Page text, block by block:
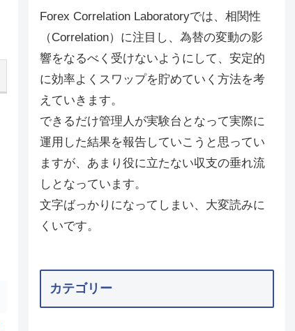
年率換算
Forex Correlation Laboratoryでは、相関性
（Correlation）に注目し、為替の変動の影
響をなるべく受けないようにして、安定的
に効率よくスワップを貯めていく方法を考
えていきます。
できるだけ管理人が実験台となって実際に
運用した結果を報告していこうと思ってい
ますが、あまり役に立たない収支の垂れ流
しとなっています。
文字ばっかりになってしまい、大変読みに
くいです。
カテゴリー